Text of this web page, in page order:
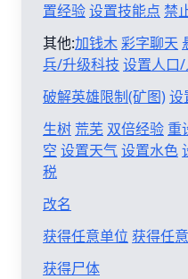
置经验设置技能点 禁
其他:加钱木彩字聊天
兵/升级科技 设置人口
破解英雄限制(矿图)设
生树 荒芜 双倍经验 重
空 设置天气设置水色
税
改名
获得任意单位 获得任
获得尸体